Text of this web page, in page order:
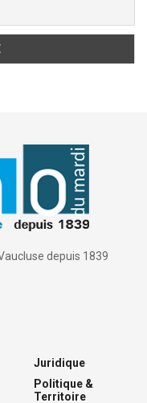
depuis 1839
Juridique
Politique &
Territoire